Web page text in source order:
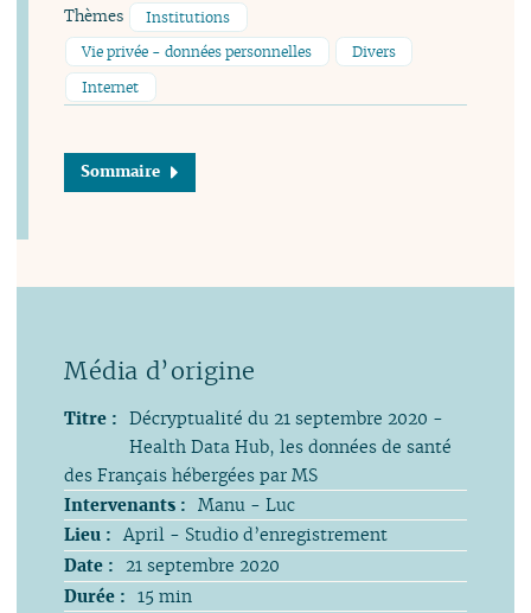
Thèmes
Institutions
Vie privée - données personnelles
Divers
Internet
Sommaire
Titre : Décryptualité du 21 septembre 2020 -
Health Data Hub, les données de santé
des Français hébergées par MS
Intervenants : Manu - Luc
Lieu : April - Studio d’enregistrement
Date :
21 septembre 2020
Durée : 15 min